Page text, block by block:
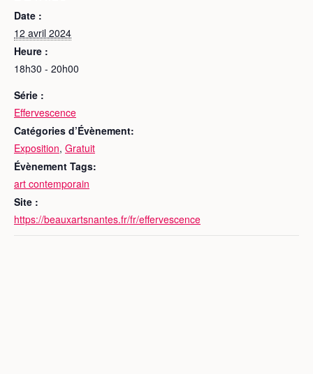
Date :
12 avril 2024
Heure :
18h30 - 20h00
Série :
Effervescence
Catégories d’Évènement:
Exposition, Gratuit
Évènement Tags:
art contemporain
Site :
https://beauxartsnantes.fr/fr/effervescence